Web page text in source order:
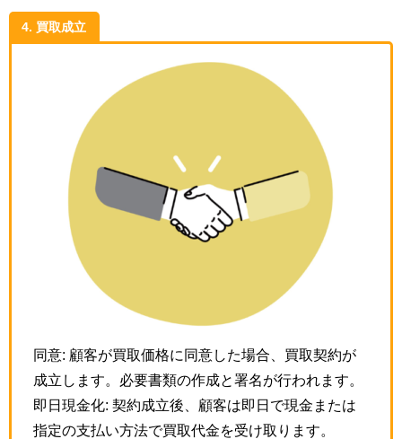
4. 買取成立
同意: 顧客が買取価格に同意した場合、買取契約が
成立します。必要書類の作成と署名が行われます。
即日現金化: 契約成立後、顧客は即日で現金または
指定の支払い方法で買取代金を受け取ります。